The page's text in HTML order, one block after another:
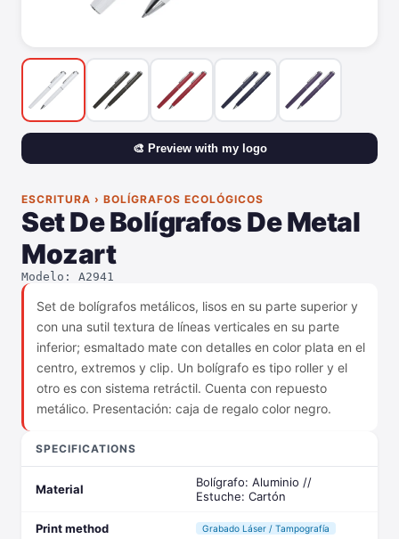
🎨 Preview with my logo
ESCRITURA › BOLÍGRAFOS ECOLÓGICOS
Set De Bolígrafos De Metal
Mozart
Modelo: A2941
Set de bolígrafos metálicos, lisos en su parte superior y
con una sutil textura de líneas verticales en su parte
inferior; esmaltado mate con detalles en color plata en el
centro, extremos y clip. Un bolígrafo es tipo roller y el
otro es con sistema retráctil. Cuenta con repuesto
metálico. Presentación: caja de regalo color negro.
SPECIFICATIONS
Material
Bolígrafo: Aluminio //
Estuche: Cartón
Print method Grabado Láser / Tampografía